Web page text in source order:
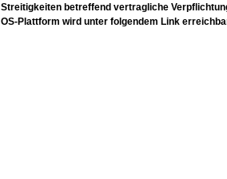
Streitigkeiten betreffend vertragliche
OS-Plattform wird unter folgendem Link